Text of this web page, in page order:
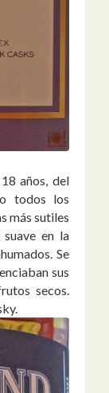
años, del
todos los
más sutiles
en la
Se
sus
secos.